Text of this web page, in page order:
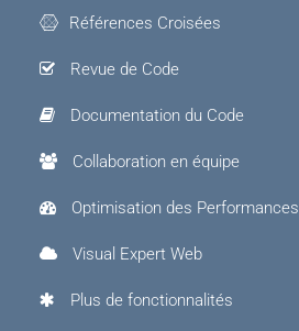
Références Croisées
Revue de Code
Documentation du Code
Collaboration en équipe
Optimisation des Performances
Visual Expert Web
Plus de fonctionnalités